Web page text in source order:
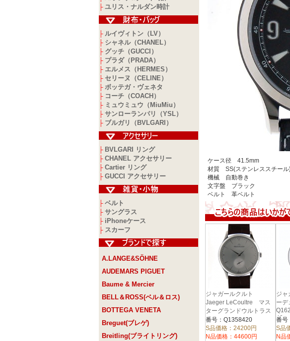
├ ユリス・ナルダン時計
├ ルイヴィトン（LV）
├ シャネル（CHANEL）
├ グッチ（GUCCI）
├ プラダ（PRADA）
├ エルメス（HERMES）
├ セリーヌ（CELINE）
├ ボッテガ・ヴェネタ
├ コーチ（COACH）
├ ミュウミュウ（MiuMiu）
├ サンローランパリ（YSL）
├ ブルガリ（BVLGARI）
├ BVLGARI リング
├ CHANEL アクセサリー
├ Cartier リング
├ GUCCI アクセサリー
├ ベルト
├ サングラス
├ iPhoneケース
├ スカーフ
A.LANGE&SÖHNE
AUDEMARS PIGUET
Baume & Mercier
BELL＆ROSS(ベル＆ロス)
BOTTEGA VENETA
Breguet(ブレゲ)
Breitling(ブライトリング)
ケース径 41.5mm
材質 SS(ステンレススチール
機械 自動巻き
文字盤 ブラック
ベルト 革ベルト
ジャガールクルト
Jaeger LeCoultre マス
ターグランドウルトラス
リム Q1358420
40mm 自動巻 シルバ
ー
番号：Q1358420
S品価格：24200円
N品価格：44600円
ジャ
ー
ー
番号
S品
N品